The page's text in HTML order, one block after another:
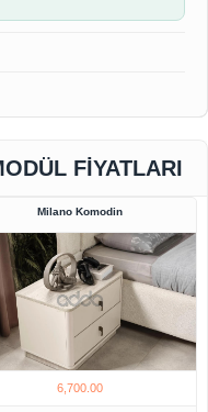
FIYATLARI
Milano Komodin
6,700.00